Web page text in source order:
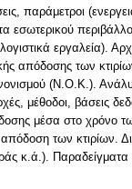
παράμετροι
εσωτερικού
εργαλεία).
απόδοσης των
(Ν.Ο.Κ.).
μέθοδοι, βάσεις
μέσα στο χρόνο
των κτιρίων.
κ.ά.).